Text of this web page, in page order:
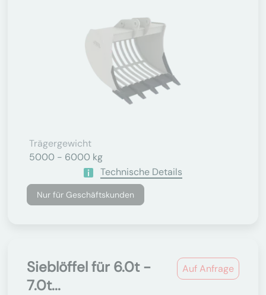
Trägergewicht
5000 - 6000 kg
Technische Details
Nur für Geschäftskunden
Auf Anfrage
Sieblöffel für 6.0t -
7.0t...